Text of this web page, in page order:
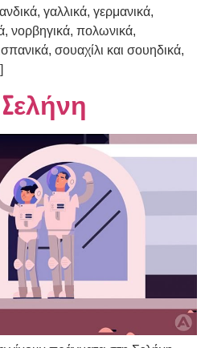
γαλλικά, γερμανικά,
νορβηγικά, πολωνικά,
σουαχίλι και σουηδικά,